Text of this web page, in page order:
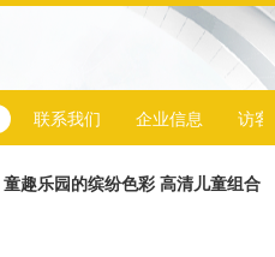
联系我们 企业信息 访客
童趣乐园的缤纷色彩 高清儿童组合